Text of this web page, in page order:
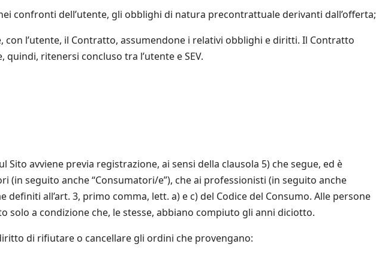
confronti dell’utente, gli obblighi di natura precontrattuale derivanti dall’offerta;
con l’utente, il Contratto, assumendone i relativi obblighi e diritti. Il Contratto
quindi, ritenersi concluso tra l’utente e SEV.
Sito avviene previa registrazione, ai sensi della clausola 5) che segue, ed è
(in seguito anche “Consumatori/e”), che ai professionisti (in seguito anche
definiti all’art. 3, primo comma, lett. a) e c) del Codice del Consumo. Alle persone
solo a condizione che, le stesse, abbiano compiuto gli anni diciotto.
di rifiutare o cancellare gli ordini che provengano: